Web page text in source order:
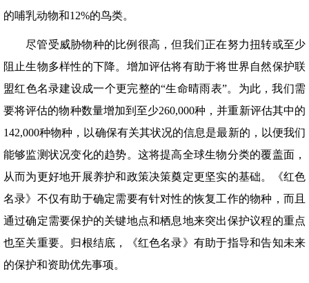
的哺乳动物和12%的鸟类。
尽管受威胁物种的比例很高，但我们正在努力扭转或至少
阻止生物多样性的下降。增加评估将有助于将世界自然保护联
盟红色名录建设成一个更完整的“生命晴雨表”。为此，我们需
要将评估的物种数量增加到至少260,000种，并重新评估其中的
142,000种物种，以确保有关其状况的信息是最新的，以便我们
能够监测状况变化的趋势。这将提高全球生物分类的覆盖面，
从而为更好地开展养护和政策决策奠定更坚实的基础。《红色
名录》不仅有助于确定需要有针对性的恢复工作的物种，而且
通过确定需要保护的关键地点和栖息地来突出保护议程的重点
也至关重要。归根结底，《红色名录》有助于指导和告知未来
的保护和资助优先事项。